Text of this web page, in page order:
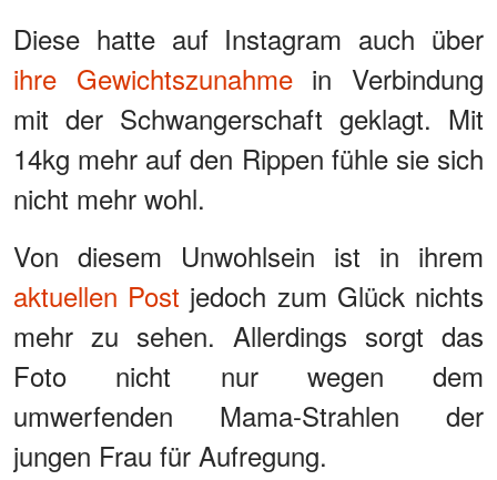
Diese hatte auf Instagram auch über
ihre Gewichtszunahmein Verbindung
mit der Schwangerschaft geklagt. Mit
14kg mehr auf den Rippen fühle sie sich
nicht mehr wohl.
Von diesem Unwohlsein ist in ihrem
aktuellen Post jedoch zum Glück nichts
mehr zu sehen. Allerdings sorgt das
Foto nicht nur wegen dem
umwerfenden Mama-Strahlen der
jungen Frau für Aufregung.